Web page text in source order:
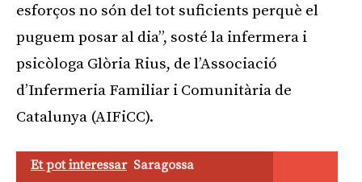
esforços no són del tot suficients perquè el
puguem posar al dia”, sosté la infermera i
psicòloga Glòria Rius, de l’Associació
d’Infermeria Familiar i Comunitària de
Catalunya (AIFiCC).
Et pot interessar Saragossa